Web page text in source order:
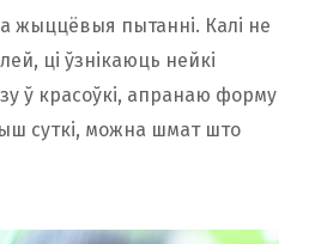
жыццёвыя пытанні. Калі не
ці ўзнікаюць нейкі
ў красоўкі, апранаю форму
суткі, можна шмат што